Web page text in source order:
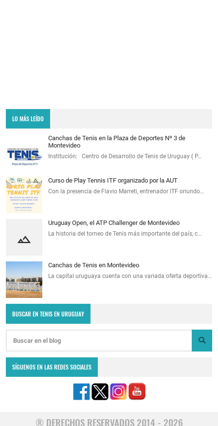
LO MÁS LEÍDO
Canchas de Tenis en la Plaza de Deportes Nº 3 de
Montevideo
Institución: Centro de Desarrollo de Tenis de Uruguay ( P…
Curso de Play Tennis ITF organizado por la AUT
Con la presencia de Flavio Marreti, entrenador ITF oriundo…
Uruguay Open, el ATP Challenger de Montevideo
La historia del torneo de Tenis más importante del país, c…
Canchas de Tenis en Montevideo
La capital uruguaya cuenta con una variada oferta deportiva…
BUSCAR EN TENIS EN URUGUAY
SÍGUENOS EN LAS REDES SOCIALES
® DERECHOS RESERVADOS 2014 - 2026